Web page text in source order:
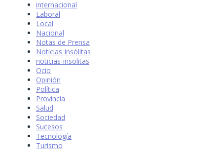
internacional
Laboral
Local
Nacional
Notas de Prensa
Noticias Insólitas
noticias-insolitas
Ocio
Opinión
Política
Provincia
Salud
Sociedad
Sucesos
Tecnología
Turismo